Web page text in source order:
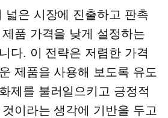
넓은 시장에 진출하고 판촉
품 가격을 낮게 설정하는
다. 이 전략은 저렴한 가격
제품을 사용해 보도록 유도
제를 불러일으키고 긍정적
이라는 생각에 기반을 두고